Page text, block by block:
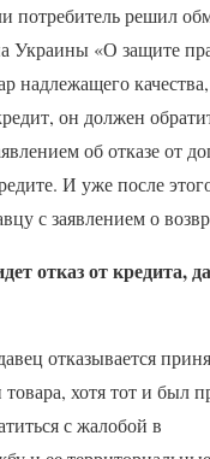
потребитель решил
Украины «О защите
надлежащего качества,
он должен
об отказе от
И уже после
с заявлением о
отказ от кредита,
отказывается
хотя тот и был
с жалобой в